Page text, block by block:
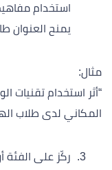
استخدام
يمنح العنوان
مثال:
“أثر استخدام تقنيات
المكاني لدى طلاب
ركّز على الفئة